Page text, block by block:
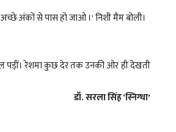
अंकों से पास हो जाओ ।' निशी मैम बोली।
पड़ीं। रेशमा कुछ देर तक उनकी ओर ही देखती
डॉ. सरला सिंह ‘स्निग्धा'